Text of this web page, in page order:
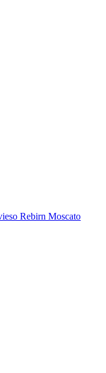
Rebirn Moscato